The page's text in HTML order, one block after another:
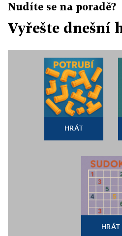
Nudíte se na poradě?
Vyřešte dnešní
HRÁT
HRÁT